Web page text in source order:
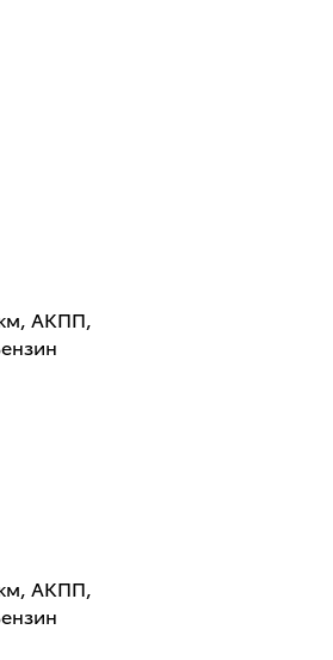
км, АКПП,
км, АКПП,